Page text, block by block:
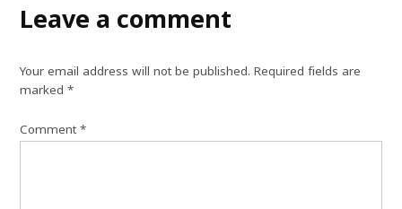
Leave a comment
Your email address will not be published. Required fields are
marked*
Comment*